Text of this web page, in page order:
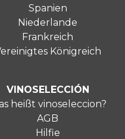
Spanien
Niederlande
Frankreich
Königreich
VINOSELECCIÓN
heißt vinoseleccion?
AGB
Hilfie